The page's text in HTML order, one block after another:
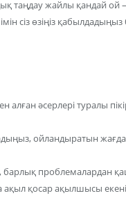
таңдау жайлы қандай ой
сіз өзіңіз
әсерлері туралы
ойландыратын
барлық проблемалардан
қосар ақылшысы